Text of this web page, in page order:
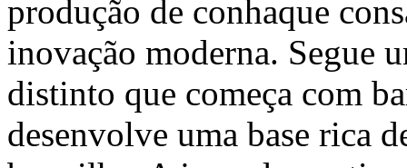
produção de conhaque
inovação moderna. Segue
distinto que começa com
desenvolve uma base rica